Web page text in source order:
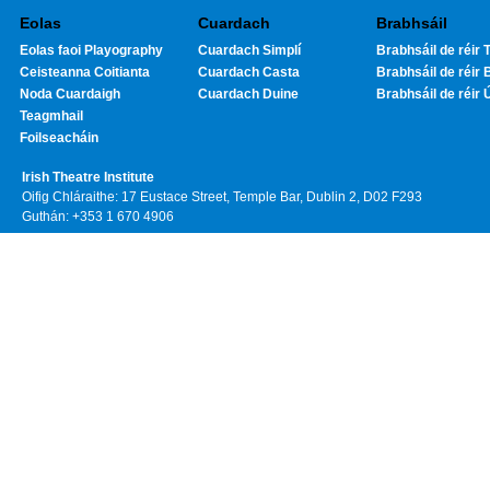
Eolas
Eolas faoi Playography
Ceisteanna Coitianta
Noda Cuardaigh
Teagmhail
Foilseacháin
Cuardach
Cuardach Simplí
Cuardach Casta
Cuardach Duine
Brabhsáil
Brabhsáil de réir
Brabhsáil de réir
Brabhsáil de réir
Irish Theatre Institute
Oifig Chláraithe: 17 Eustace Street, Temple Bar, Dublin 2, D02 F293
Guthán: +353 1 670 4906